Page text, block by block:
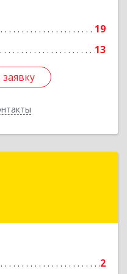
19
13
2
Беговая ул, дом № 3,